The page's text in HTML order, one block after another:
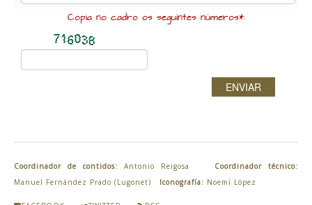
Copia no cadro os seguintes números*:
ENVIAR
Coordinador de contidos: Antonio Reigosa Coordinador técnico:
Manuel Fernández Prado (Lugonet) Iconografía: Noemí López